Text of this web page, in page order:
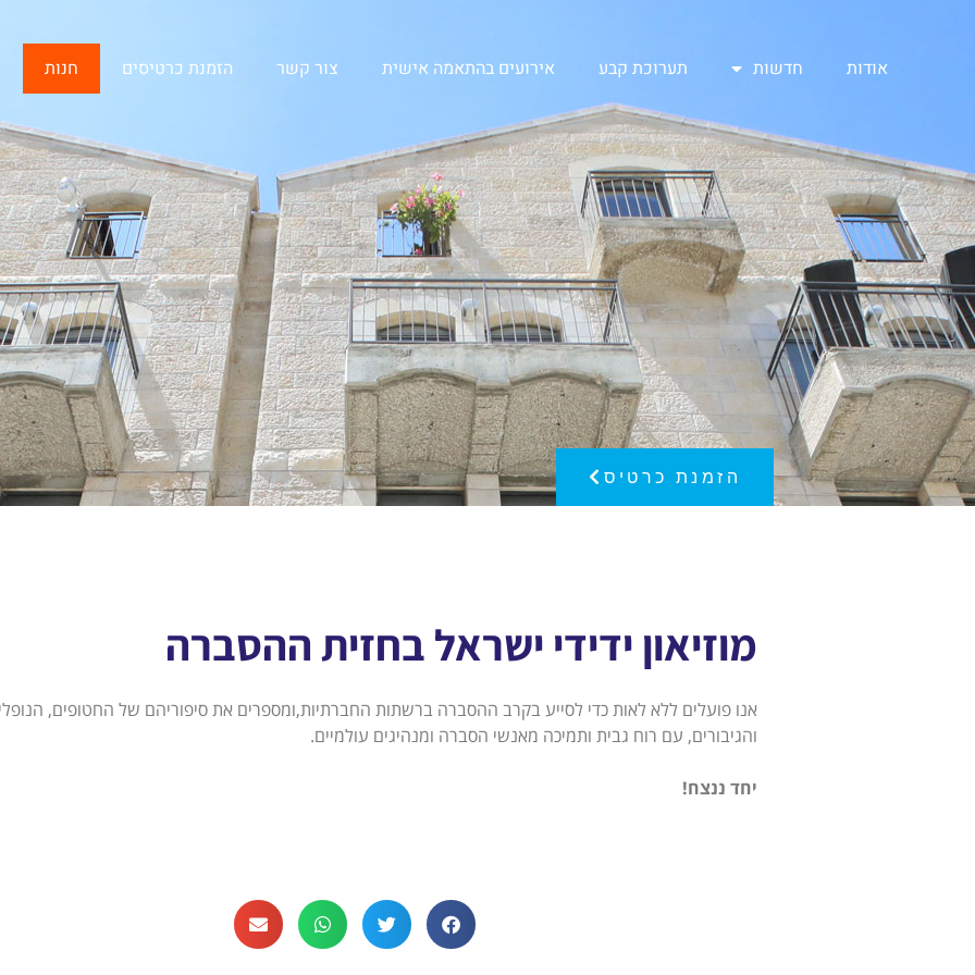
אודות חדשות תערוכת קבע אירועים בהתאמה אישית צור קשר הזמנת כרטיסים חנות
הזמנת כרטיס
מוזיאון ידידי ישראל בחזית ההסברה
אנו פועלים ללא לאות כדי לסייע בקרב ההסברה ברשתות החברתיות,ומספרים את סיפוריהם של החטופים,
והגיבורים, עם רוח גבית ותמיכה מאנשי הסברה ומנהיגים עולמיים.
יחד ננצח!